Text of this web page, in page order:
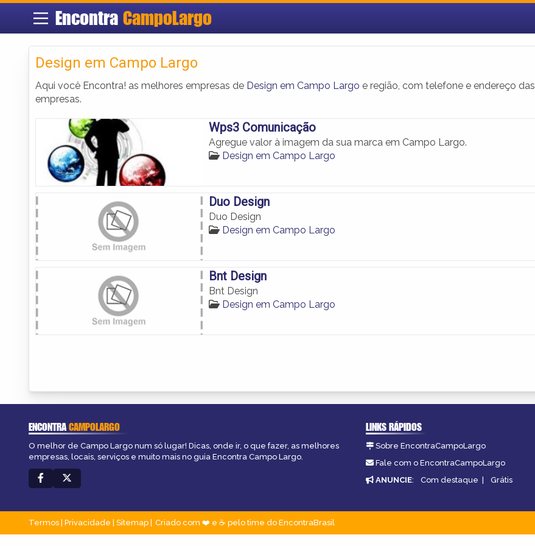
Encontra CampoLargo
Design em Campo Largo
Aqui você Encontra! as melhores empresas de Design em Campo Largo e região, com telefone e endereço das
empresas.
Wps3 Comunicação
Agregue valor à imagem da sua marca em Campo Largo.
Design em Campo Largo
Duo Design
Duo Design
Design em Campo Largo
Bnt Design
Bnt Design
Design em Campo Largo
ENCONTRACAMPOLARGO
O melhor de Campo Largo num só lugar! Dicas, onde ir, o que fazer, as melhores
empresas, locais, serviços e muito mais no guia Encontra Campo Largo.
LINKS RÁPIDOS
Sobre EncontraCampoLargo
Fale com o EncontraCampoLargo
ANUNCIE: Com destaque | Grátis
Termos Privacidade Sitemap Criado com ❤️ e ☕ pelo time do EncontraBrasil